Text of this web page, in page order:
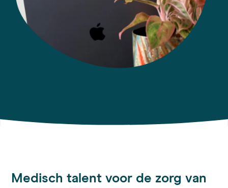
Medisch talent voor de zorg van